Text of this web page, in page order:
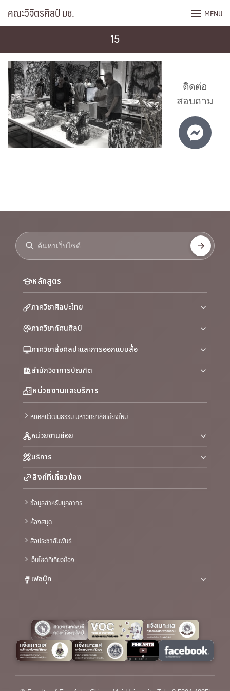
คณะวิจิตรศิลป์ มช. MENU
15
หลักสูตร
ภาควิชาศิลปะไทย
ภาควิชาทัศนศิลป์
ภาควิชาสื่อศิลปะและการออกแบบสื่อ
สำนักวิชาการบัณฑิต
หน่วยงานและบริการ
หอศิลปวัฒนธรรม มหาวิทยาลัยเชียงใหม่
หน่วยงานย่อย
บริการ
ลิงก์ที่เกี่ยวข้อง
ข้อมูลสำหรับบุคลากร
ห้องสมุด
สื่อประชาสัมพันธ์
เว็บไซต์ที่เกี่ยวข้อง
เฟซบุ๊ก
ติดต่อ
สอบถาม